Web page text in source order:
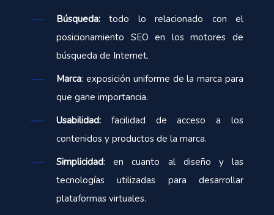
Búsqueda: todo lo relacionado con el
posicionamiento SEO en los motores de
búsqueda de Internet.
Marca: exposición uniforme de la marca para
que gane importancia.
Usabilidad: facilidad de acceso a los
contenidos y productos de la marca.
Simplicidad: en cuanto al diseño y las
tecnologías utilizadas para desarrollar
plataformas virtuales.